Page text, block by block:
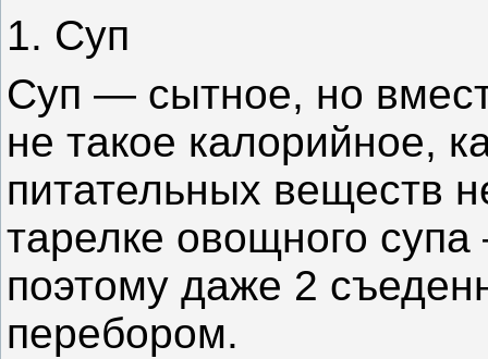
1. Суп
Суп — сытное, но
не такое калорийное,
питательных веществ
тарелке овощного
поэтому даже 2
перебором.